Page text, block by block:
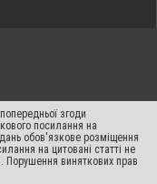
згоди
посилання на
обов'язкове розміщення
на цитовані статті не
Порушення виняткових прав